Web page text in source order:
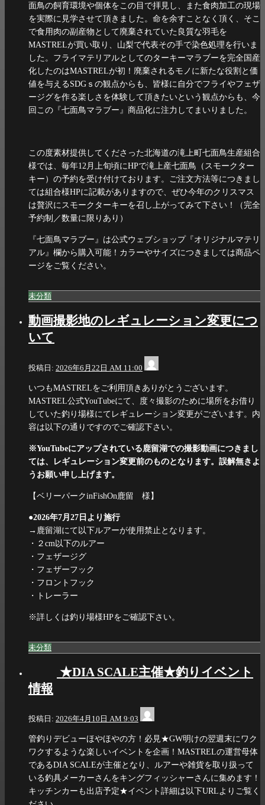
面鳥の飼育環境や個体をこの目で拝見し、また食肉加工の現場
を実際に見学させて頂きました。命を余すことなく頂く、そこ
で食用肉の副産物として廃棄されていた良質な羽毛を
MASTRELが買い取り、山梨で代表その手で染色処理を行いま
した。フライマテリアルとしてのターキーマラブーを完全国産
化したのはMASTRELが初！廃棄されるモノに新たな役割と価
値を与えるSDGｓの観点からも、皆様に自分でフライやフェザ
ージグを作る楽しさを体験して頂きたいという観点からも、今
回この『七面鳥マラブー』商品化に注力してまいりました。
この度素材提供してくださった北海道の滝上町七面鳥生産組合
様では、毎年12月上旬頃にHPで滝上産七面鳥（スモークター
キー）の予約を受け付けております。ご注文方法等につきまし
ては組合様HPに記載がありますので、ぜひ今年のクリスマス
は贅沢にスモークターキーを召し上がってみて下さい！（完全
予約制／数量に限りあり）
『七面鳥マラブー』は公式ウェブショップ『オリジナルマテリ
アル』欄から購入可能！カラーやサイズにつきましては商品ペ
ージをご覧ください。
未分類
動画撮影地のレギュレーション変更につ
いて
投稿日: 2026年6月22日 AM 11:00
scale.com
いつもMASTRELをご利用頂きありがとうございます。
MASTREL公式YouTubeにて、度々撮影のために場所をお借り
していた釣り場様にてレギュレーション変更がございます。内
容は以下の通りですのでご確認下さい。
※YouTubeにアップされている鹿留湖での撮影動画につきまし
ては、レギュレーション変更前のものとなります。誤解無きよ
うお願い申し上げます。
【ベリーパークinFishOn鹿留 様】
●2026年7月27日より施行
→鹿留湖にて以下ルアーが使用禁止となります。
・２cm以下のルアー
・フェザージグ
・フェザーフック
・フロントフック
・トレーラー
※詳しくは釣り場様HPをご確認下さい。
未分類
★DIA SCALE主催★釣りイベント
情報
投稿日: 2026年4月10日 AM 9:03
scale.com
管釣りデビューほやほやの方！必見★GW明けの翌週末にワク
ワクするような楽しいイベントを企画！MASTRELの運営母体
であるDIA SCALEが主催となり、ルアーや雑貨を取り扱って
いる釣具メーカーさんをキングフィッシャーさんに集めます！
キッチンカーも出店予定★イベント詳細は以下URLよりご覧く